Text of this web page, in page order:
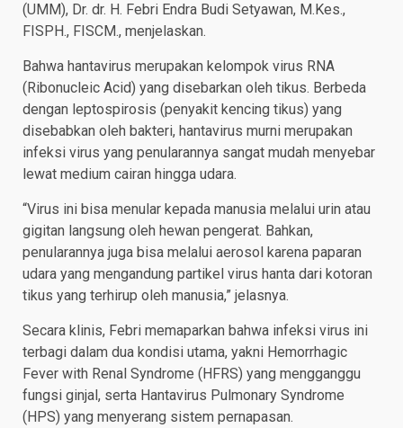
(UMM), Dr. dr. H. Febri Endra Budi Setyawan, M.Kes.,
FISPH., FISCM., menjelaskan.
Bahwa hantavirus merupakan kelompok virus RNA
(Ribonucleic Acid) yang disebarkan oleh tikus. Berbeda
dengan leptospirosis (penyakit kencing tikus) yang
disebabkan oleh bakteri, hantavirus murni merupakan
infeksi virus yang penularannya sangat mudah menyebar
lewat medium cairan hingga udara.
​“Virus ini bisa menular kepada manusia melalui urin atau
gigitan langsung oleh hewan pengerat. Bahkan,
penularannya juga bisa melalui aerosol karena paparan
udara yang mengandung partikel virus hanta dari kotoran
tikus yang terhirup oleh manusia,” jelasnya.
​Secara klinis, Febri memaparkan bahwa infeksi virus ini
terbagi dalam dua kondisi utama, yakni Hemorrhagic
Fever with Renal Syndrome (HFRS) yang mengganggu
fungsi ginjal, serta Hantavirus Pulmonary Syndrome
(HPS) yang menyerang sistem pernapasan.